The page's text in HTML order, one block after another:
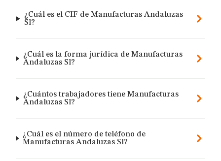
¿Cuál es el CIF de Manufacturas Andaluzas
Sl?
¿Cuál es la forma jurídica de Manufacturas
Andaluzas Sl?
¿Cuántos trabajadores tiene Manufacturas
Andaluzas Sl?
¿Cuál es el número de teléfono de
Manufacturas Andaluzas Sl?